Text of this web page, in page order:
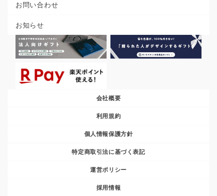
お問い合わせ
お知らせ
会社概要
利用規約
個人情報保護方針
特定商取引法に基づく表記
運営ポリシー
採用情報